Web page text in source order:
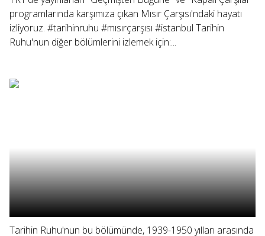
programlarında karşımıza çıkan Mısır Çarşısı'ndaki hayatı
izliyoruz. #tarihinruhu #mısırçarşısı #istanbul Tarihin
Ruhu'nun diğer bölümlerini izlemek için:...
Tarihin Ruhu'nun bu bölümünde, 1939-1950 yılları arasında